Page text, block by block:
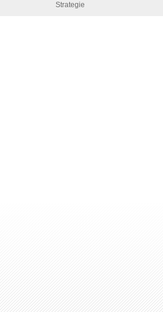
Strategie